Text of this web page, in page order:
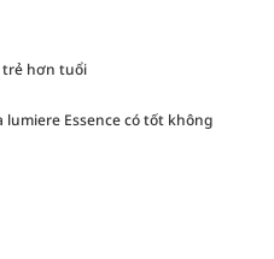
trẻ hơn tuổi
lumiere Essence có tốt không